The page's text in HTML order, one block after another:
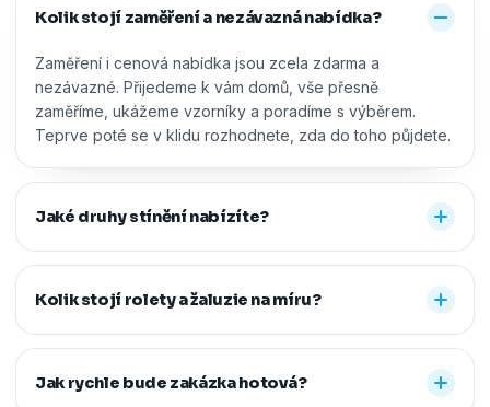
Kolik stojí zaměření a nezávazná nabídka?
Zaměření i cenová nabídka jsou zcela zdarma a
nezávazné. Přijedeme k vám domů, vše přesně
zaměříme, ukážeme vzorníky a poradíme s výběrem.
Teprve poté se v klidu rozhodnete, zda do toho půjdete.
Jaké druhy stínění nabízíte?
Nabízíme vnitřní i venkovní stínění na míru: rolety den a
noc, plisé rolety, římské, látkové a termo rolety, vertikální,
dřevěné, bambusové i hliníkové žaluzie a sítě proti
hmyzu. Vyrobíme řešení pro běžná, střešní i atypická
Kolik stojí rolety a žaluzie na míru?
Konečná cena se odvíjí od zvoleného typu stínění a jeho
vodicích lišt, rozměru oken i vybrané látky či dekoru.
Jak rychle bude zakázka hotová?